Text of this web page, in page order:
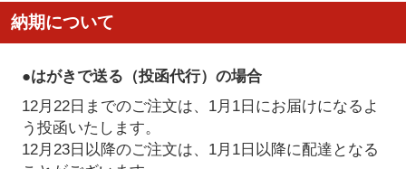
納期について
●はがきで送る（投函代行）の場合
12月22日までのご注文は、1月1日にお届けになるよ
う投函いたします。
12月23日以降のご注文は、1月1日以降に配達となる